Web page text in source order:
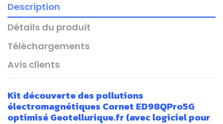
Description
Détails du produit
Téléchargements
Avis clients
Kit découverte des pollutions
électromagnétiques Cornet ED98QPro5G
optimisé Geotellurique.fr (avec logiciel pour